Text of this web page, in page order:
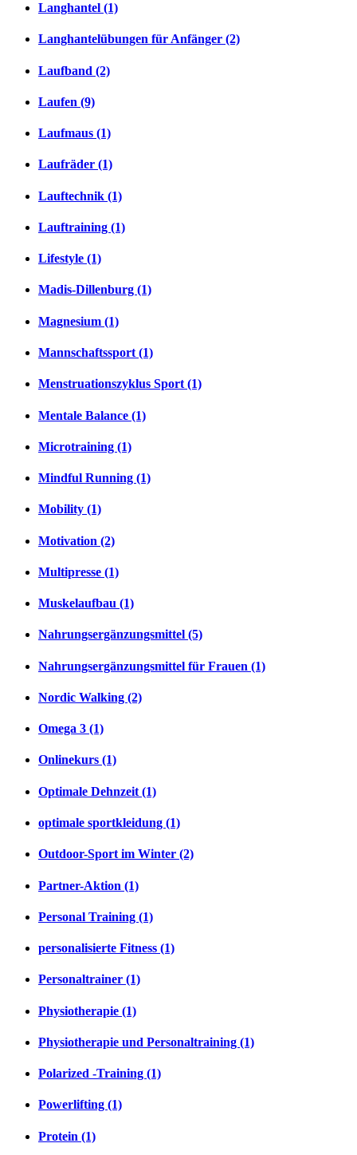
Langhantel (1)
Langhantelübungen für Anfänger (2)
Laufband (2)
Laufen (9)
Laufmaus (1)
Laufräder (1)
Lauftechnik (1)
Lauftraining (1)
Lifestyle (1)
Madis-Dillenburg (1)
Magnesium (1)
Mannschaftssport (1)
Menstruationszyklus Sport (1)
Mentale Balance (1)
Microtraining (1)
Mindful Running (1)
Mobility (1)
Motivation (2)
Multipresse (1)
Muskelaufbau (1)
Nahrungsergänzungsmittel (5)
Nahrungsergänzungsmittel für Frauen (1)
Nordic Walking (2)
Omega 3 (1)
Onlinekurs (1)
Optimale Dehnzeit (1)
optimale sportkleidung (1)
Outdoor-Sport im Winter (2)
Partner-Aktion (1)
Personal Training (1)
personalisierte Fitness (1)
Personaltrainer (1)
Physiotherapie (1)
Physiotherapie und Personaltraining (1)
Polarized -Training (1)
Powerlifting (1)
Protein (1)